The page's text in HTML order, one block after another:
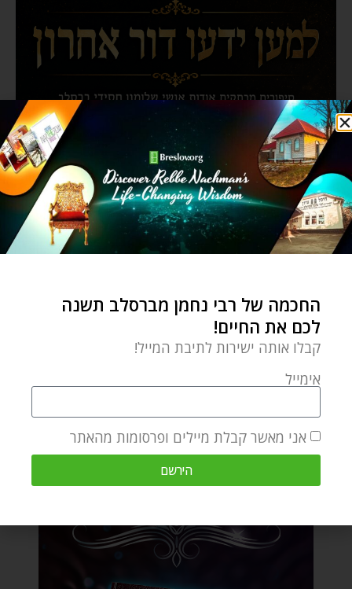
החכמה של רבי נחמן מברסלב תשנה
לכם את החיים!
קבלו אותה ישירות לתיבת המייל!
אימייל
אני מאשר קבלת מיילים ופרסומות מהאתר
הירשם